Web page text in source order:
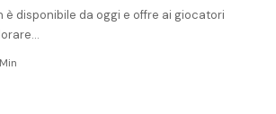
è disponibile da oggi e offre ai giocatori